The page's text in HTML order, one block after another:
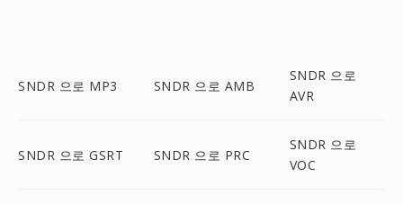
SNDR 으로 MP3 SNDR 으로 AMB
SNDR 으로
AVR
SNDR 으로 GSRT SNDR 으로 PRC
SNDR 으로
VOC